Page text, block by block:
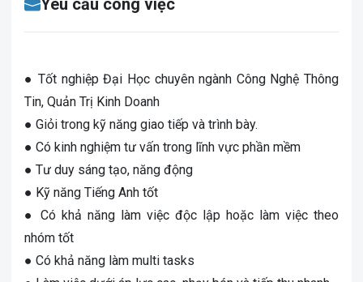
Yêu cầu công việc
● Tốt nghiệp Đại Học chuyên ngành Công Nghệ Thông
Tin, Quản Trị Kinh Doanh
● Giỏi trong kỹ năng giao tiếp và trình bày.
● Có kinh nghiệm tư vấn trong lĩnh vực phần mềm
● Tư duy sáng tạo, năng động
● Kỹ năng Tiếng Anh tốt
● Có khả năng làm việc độc lập hoặc làm việc theo
nhóm tốt
● Có khả năng làm multi tasks